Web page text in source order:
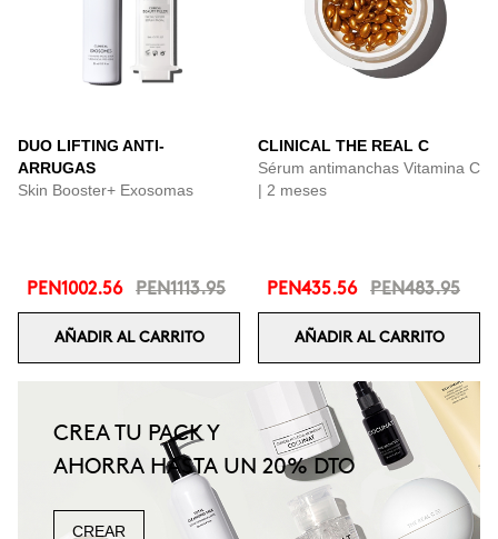
DUO LIFTING ANTI-
ARRUGAS
Skin Booster+ Exosomas
PEN1002.56 PEN1113.95
AÑADIR AL CARRITO
CLINICAL THE REAL C
Sérum antimanchas Vitamina C
| 2 meses
PEN435.56 PEN483.95
AÑADIR AL CARRITO
CREA TU PACK Y
AHORRA HASTA UN 20% DTO
CREAR